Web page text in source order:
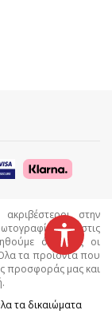
στην
και στις
ότι όλες οι
τα προϊόντα που
προσφοράς μας και
τα δικαιώματα